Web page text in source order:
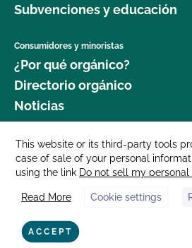
Subvenciones y educación
Consumidores y minoristas
¿Por qué orgánico?
Directorio orgánico
Noticias
Donar
Carreras profesionales
Sala de prensa
Contáctenos
877 Cedar Street, Suite 248, Santa Cruz, CA
This website or its third-party tools
case of sale of your personal
using the link Do not sell my
Read More Cookie settings
ACCEPT